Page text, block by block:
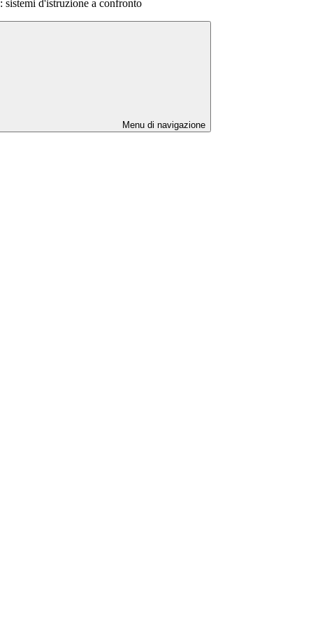
sistemi d'istruzione a confronto
Menu di navigazione